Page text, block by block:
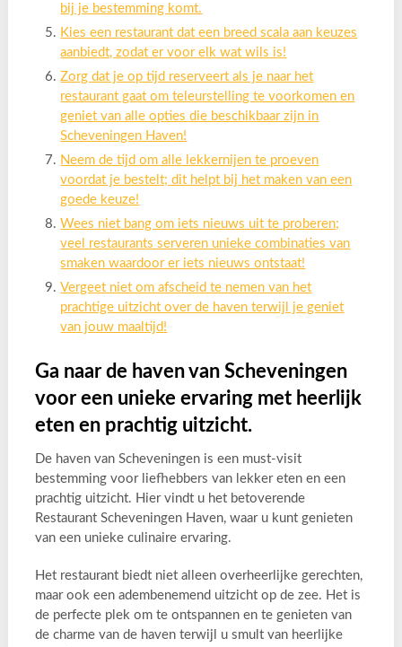
bij je bestemming komt.
Kies een restaurant dat een breed scala aan keuzes
aanbiedt, zodat er voor elk wat wils is!
Zorg dat je op tijd reserveert als je naar het
restaurant gaat om teleurstelling te voorkomen en
geniet van alle opties die beschikbaar zijn in
Scheveningen Haven!
Neem de tijd om alle lekkernijen te proeven
voordat je bestelt; dit helpt bij het maken van een
goede keuze!
Wees niet bang om iets nieuws uit te proberen;
veel restaurants serveren unieke combinaties van
smaken waardoor er iets nieuws ontstaat!
Vergeet niet om afscheid te nemen van het
prachtige uitzicht over de haven terwijl je geniet
van jouw maaltijd!
Ga naar de haven van Scheveningen
voor een unieke ervaring met heerlijk
eten en prachtig uitzicht.
De haven van Scheveningen is een must-visit
bestemming voor liefhebbers van lekker eten en een
prachtig uitzicht. Hier vindt u het betoverende
Restaurant Scheveningen Haven, waar u kunt genieten
van een unieke culinaire ervaring.
Het restaurant biedt niet alleen overheerlijke gerechten,
maar ook een adembenemend uitzicht op de zee. Het is
de perfecte plek om te ontspannen en te genieten van
de charme van de haven terwijl u smult van heerlijke